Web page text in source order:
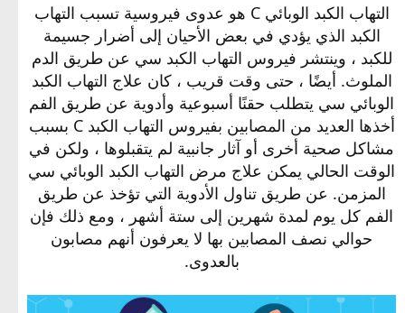
التهاب الكبد الوبائي C هو عدوى فيروسية تسبب التهاب
الكبد الذي يؤدي في بعض الأحيان إلى أضرار جسيمة
للكبد ، وينتشر فيروس التهاب الكبد سي عن طريق الدم
الملوث. أيضًا ، حتى وقت قريب ، كان علاج التهاب الكبد
الوبائي سي يتطلب حقنًا أسبوعية وأدوية عن طريق الفم
أخذها العديد من المصابين بفيروس التهاب الكبد C بسبب
مشاكل صحية أخرى أو آثار جانبية لم يتقبلوها ، ولكن في
الوقت الحالي يمكن علاج مرض التهاب الكبد الوبائي سي
المزمن. عن طريق تناول الأدوية التي تؤخذ عن طريق
الفم كل يوم لمدة شهرين إلى ستة أشهر ، ومع ذلك فإن
حوالي نصف المصابين بها لا يعرفون أنهم مصابون
بالعدوى.